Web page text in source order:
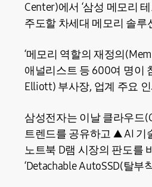
Center)에서 ‘삼성 메모리
주도할 차세대 메모리 솔루
‘메모리 역할의 재정의
애널리스트 등 600여 명이
Elliott) 부사장, 업계 주요
삼성전자는 이날 클라우드
트렌드를 공유하고 ▲ AI 기
노트북 D램 시장의 판도를
‘Detachable AutoSSD(탈부